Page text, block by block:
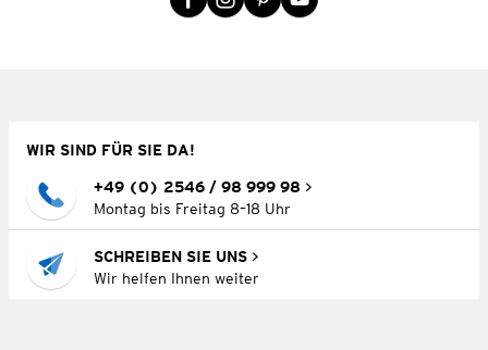
WIR SIND FÜR SIE DA!
+49 (0) 2546 / 98 999 98
Montag bis Freitag 8–18 Uhr
SCHREIBEN SIE UNS
Wir helfen Ihnen weiter